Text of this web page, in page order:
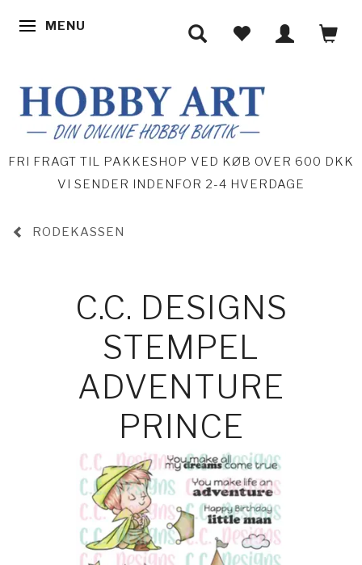
SKIFTE NAVIGATION
MENU
FRI FRAGT TIL PAKKESHOP VED KØB OVER 600 DKK
VI SENDER INDENFOR 2-4 HVERDAGE
RODEKASSEN
C.C. DESIGNS
STEMPEL
ADVENTURE
PRINCE